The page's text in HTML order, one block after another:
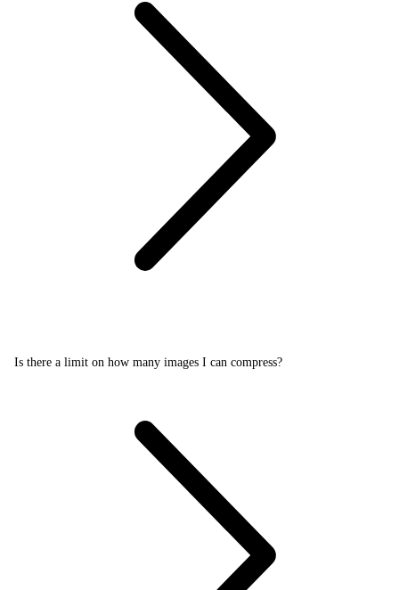
Is there a limit on how many images I can compress?